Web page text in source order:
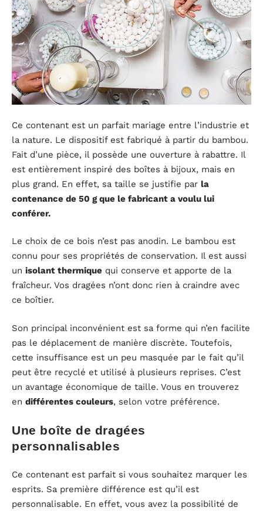
Ce contenant est un parfait mariage entre l’industrie et
la nature. Le dispositif est fabriqué à partir du bambou.
Fait d’une pièce, il possède une ouverture à rabattre. Il
est entièrement inspiré des boîtes à bijoux, mais en
plus grand. En effet, sa taille se justifie par la
contenance de 50 g que le fabricant a voulu lui
conférer.
Le choix de ce bois n’est pas anodin. Le bambou est
connu pour ses propriétés de conservation. Il est aussi
un isolant thermique qui conserve et apporte de la
fraîcheur. Vos dragées n’ont donc rien à craindre avec
ce boîtier.
Son principal inconvénient est sa forme qui n’en facilite
pas le déplacement de manière discrète. Toutefois,
cette insuffisance est un peu masquée par le fait qu’il
peut être recyclé et utilisé à plusieurs reprises. C’est
un avantage économique de taille. Vous en trouverez
en différentes couleurs, selon votre préférence.
Une boîte de dragées
personnalisables
Ce contenant est parfait si vous souhaitez marquer les
esprits. Sa première différence est qu’il est
personnalisable. En effet, vous avez la possibilité de